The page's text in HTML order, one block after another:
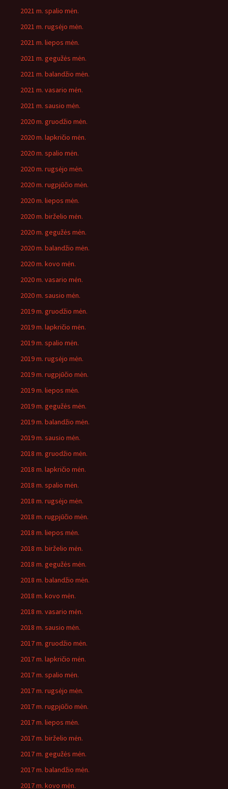
2021 m. spalio mėn.
2021 m. rugsėjo mėn.
2021 m. liepos mėn.
2021 m. gegužės mėn.
2021 m. balandžio mėn.
2021 m. vasario mėn.
2021 m. sausio mėn.
2020 m. gruodžio mėn.
2020 m. lapkričio mėn.
2020 m. spalio mėn.
2020 m. rugsėjo mėn.
2020 m. rugpjūčio mėn.
2020 m. liepos mėn.
2020 m. birželio mėn.
2020 m. gegužės mėn.
2020 m. balandžio mėn.
2020 m. kovo mėn.
2020 m. vasario mėn.
2020 m. sausio mėn.
2019 m. gruodžio mėn.
2019 m. lapkričio mėn.
2019 m. spalio mėn.
2019 m. rugsėjo mėn.
2019 m. rugpjūčio mėn.
2019 m. liepos mėn.
2019 m. gegužės mėn.
2019 m. balandžio mėn.
2019 m. sausio mėn.
2018 m. gruodžio mėn.
2018 m. lapkričio mėn.
2018 m. spalio mėn.
2018 m. rugsėjo mėn.
2018 m. rugpjūčio mėn.
2018 m. liepos mėn.
2018 m. birželio mėn.
2018 m. gegužės mėn.
2018 m. balandžio mėn.
2018 m. kovo mėn.
2018 m. vasario mėn.
2018 m. sausio mėn.
2017 m. gruodžio mėn.
2017 m. lapkričio mėn.
2017 m. spalio mėn.
2017 m. rugsėjo mėn.
2017 m. rugpjūčio mėn.
2017 m. liepos mėn.
2017 m. birželio mėn.
2017 m. gegužės mėn.
2017 m. balandžio mėn.
2017 m. kovo mėn.